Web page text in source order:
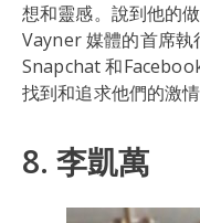
想和靈感。說到他的
Vayner 媒體的首席執
Snapchat 和
找到和追求他們的激
8. 李凱萬